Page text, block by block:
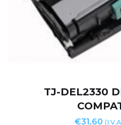
TJ-DEL2330
€31,60